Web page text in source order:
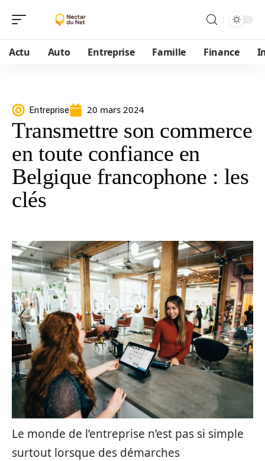
Actu Auto Entreprise Famille Finance
Entreprise 20 mars 2024
Transmettre son commerce
en toute confiance en
Belgique francophone : les
clés
Le monde de l’entreprise n’est pas si simple
surtout lorsque des démarches